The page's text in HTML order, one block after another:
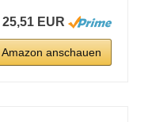
25,51 EUR
Amazon anschauen